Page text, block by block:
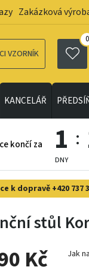
Zakázková
VZORNÍK
0
KANCELÁŘ
končí za 1
DNY
k dopravě +420 737
stůl
Kč Jak